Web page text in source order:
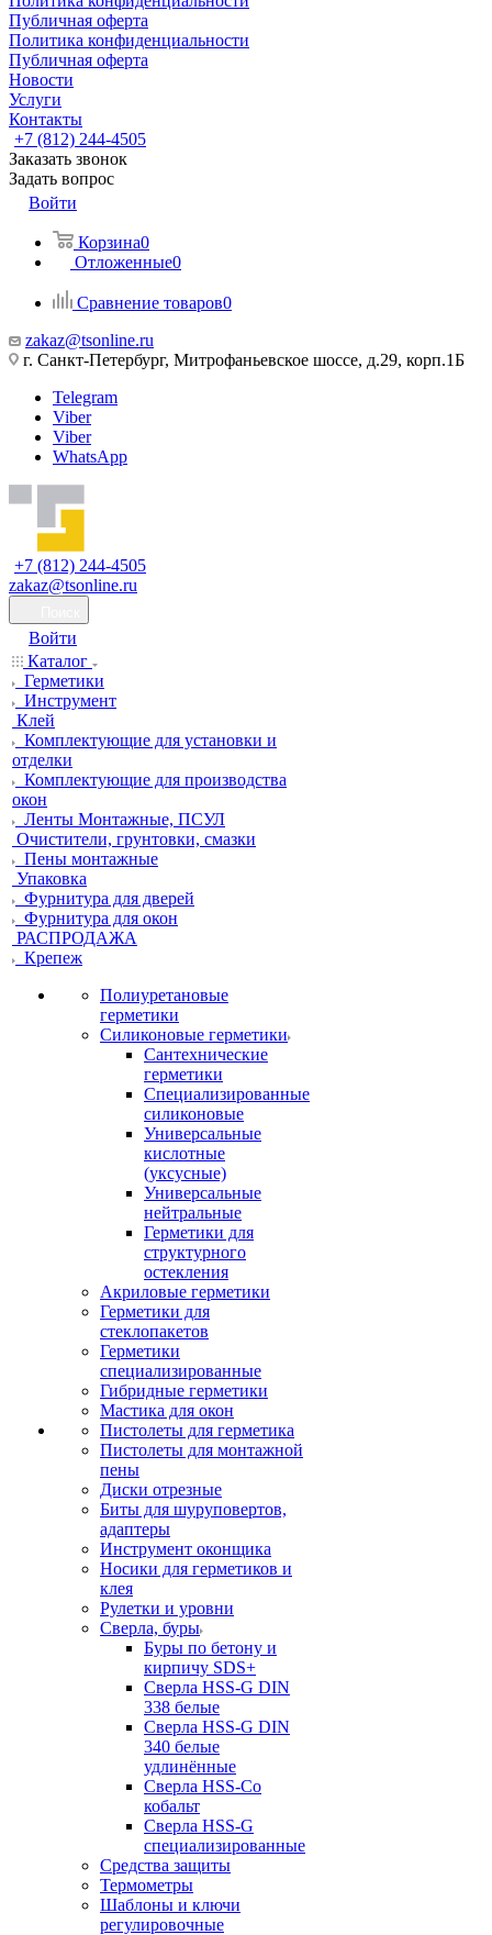
Публичная оферта
Политика конфиденциальности
Публичная оферта
Новости
Услуги
Контакты
+7 (812) 244-4505
Заказать звонок
Задать вопрос
Войти
Корзина0
Отложенные0
Сравнение товаров0
zakaz@tsonline.ru
г. Санкт-Петербург, Митрофаньевское шоссе, д.29, корп.1Б
Telegram
Viber
Viber
WhatsApp
+7 (812) 244-4505
zakaz@tsonline.ru
Войти
Каталог
Герметики
Инструмент
Клей
Комплектующие для установки и
отделки
Комплектующие для производства
окон
Ленты Монтажные, ПСУЛ
Очистители, грунтовки, смазки
Пены монтажные
Упаковка
Фурнитура для дверей
Фурнитура для окон
РАСПРОДАЖА
Крепеж
Полиуретановые
герметики
Силиконовые герметики
Сантехнические
герметики
Специализированные
силиконовые
Универсальные
кислотные
(уксусные)
Универсальные
нейтральные
Герметики для
структурного
остекления
Акриловые герметики
Герметики для
стеклопакетов
Герметики
специализированные
Гибридные герметики
Мастика для окон
Пистолеты для герметика
Пистолеты для монтажной
пены
Диски отрезные
Биты для шуруповертов,
адаптеры
Инструмент оконщика
Носики для герметиков и
клея
Рулетки и уровни
Сверла, буры
Буры по бетону и
кирпичу SDS+
Сверла HSS-G DIN
338 белые
Сверла HSS-G DIN
340 белые
удлинённые
Сверла HSS-Co
кобальт
Сверла HSS-G
специализированные
Средства защиты
Термометры
Шаблоны и ключи
регулировочные